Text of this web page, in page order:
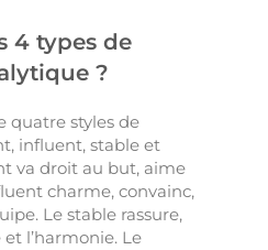
4 types de
?
quatre styles de
influent, stable et
va droit au but, aime
charme, convainc,
Le stable rassure,
l’harmonie. Le